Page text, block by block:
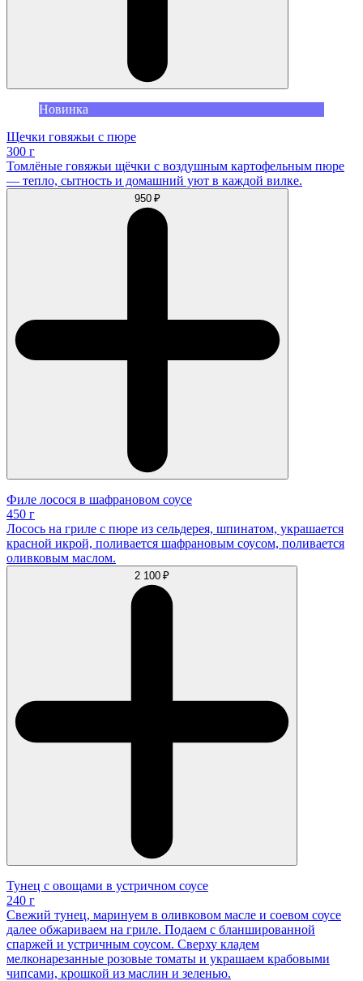
Новинка
Щечки говяжьи с пюре
300 г
Томлёные говяжьи щёчки с воздушным картофельным пюре
— тепло, сытность и домашний уют в каждой вилке.
950 ₽
Филе лосося в шафрановом соусе
450 г
Лосось на гриле с пюре из сельдерея, шпинатом, украшается
красной икрой, поливается шафрановым соусом, поливается
оливковым маслом.
2 100 ₽
Тунец с овощами в устричном соусе
240 г
Свежий тунец, маринуем в оливковом масле и соевом соусе
далее обжариваем на гриле. Подаем с бланшированной
спаржей и устричным соусом. Сверху кладем
мелконарезанные розовые томаты и украшаем крабовыми
чипсами, крошкой из маслин и зеленью.